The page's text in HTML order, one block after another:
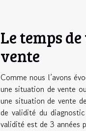
Le temps
vente
Comme nous l’avons
une situation de vente
une situation de vente
de validité du
validité est de 3 années